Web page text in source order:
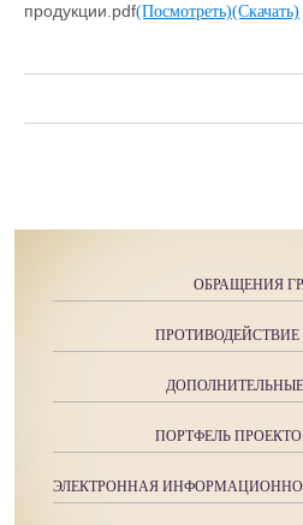
продукции.pdf(Посмотреть)(Скачать)
ОБРАЩЕНИЯ
ПОРТФЕЛЬ
ЭЛЕКТРОННАЯ